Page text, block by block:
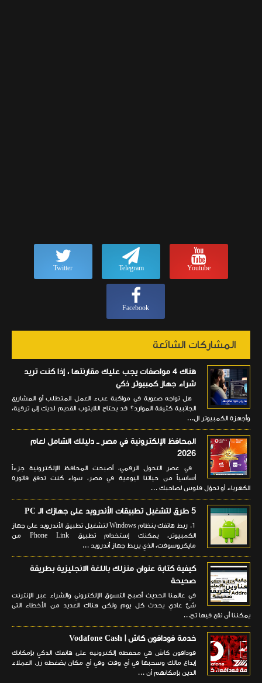
Youtube
Telegram
Twitter
Facebook
المشاركات الشائعة
هناك 4 مواصفات يجب عليك مقارنتها ، إذا كنت تريد
شراء جهاز كمبيوتر ذكي
هل تواجه صعوبة في مواكبة عبء العمل المتطلب أو المشاريع
الجانبية كثيفة الموارد؟ قد يحتاج اللابتوب القديم لديك إلى ترقية،
وأجهزة الكمبيوتر ال...
المحافظ الإلكترونية في مصر ــ دليلك الشامل لعام
2026
في عصر التحول الرقمي، أصبحت المحافظ الإلكترونية جزءاً
أساسياً من حياتنا اليومية في مصر، سواء كنت تدفع فاتورة
الكهرباء أو تحوّل فلوس لصاحبك ...
5 طرق لتشغيل تطبيقات الأندرويد على جهازك الـ PC
1. ربط هاتفك بنظام Windows لتشغيل تطبيق الأندرويد على جهاز
الكمبيوتر، يمكنك إستخدام تطبيق Phone Link من
مايكروسوفت، الذي يربط جهاز أندرويد ...
كيفية كتابة عنوان منزلك باللغة الانجليزية بطريقة
صحيحة
في عالمنا الحديث أصبح التسوق الإلكتروني والشراء عبر الإنترنت
شئ عادي يحدث كل يوم ولكن هناك العديد من الأخطاء التى
يمكننا أن نقع فيها تج...
خدمة فودافون كاش | Vodafone Cash
فودافون كاش هي محفظة إلكترونية على هاتفك الذكي بإمكانك
إيداع مالك وسحبها في أي وقت وفي أي مكان بضغطة زر. العملاء
الذين بإمكانهم أن ...